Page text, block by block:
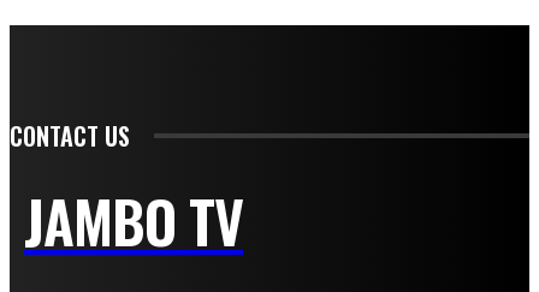
CONTACT US
JAMBO TV